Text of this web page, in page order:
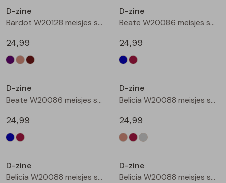
Blouses lange mouw
Sweatshirts
Gilet spencers
Jackjes
Bermuda's
Lange broek
Jackjes
Jassen
Leggings
Rokken
Lange broeken
Lange broeken
Leggings
T-shirts lange mouw
Tops
D-zine
Bardot W20128 meisjes sweatshirt Bruin donker
24,99
D-zine
Beate W20086 meisjes sweatshirt Marine
24,99
D-zine
Beate W20086 meisjes sweatshirt Wijnrood
24,99
D-zine
Belicia W20088 meisjes sweatshirt Ecru melee
24,99
D-zine
Belicia W20088 meisjes sweatshirt Wijnrood
D-zine
Belicia W20088 meisjes sweatshirt Grey melee